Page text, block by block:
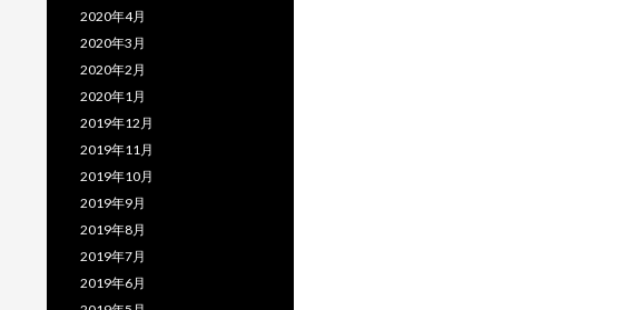
2020年4月
2020年3月
2020年2月
2020年1月
2019年12月
2019年11月
2019年10月
2019年9月
2019年8月
2019年7月
2019年6月